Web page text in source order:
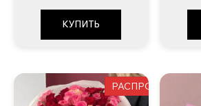
КУПИТЬ
РАСПРОДАЖА!